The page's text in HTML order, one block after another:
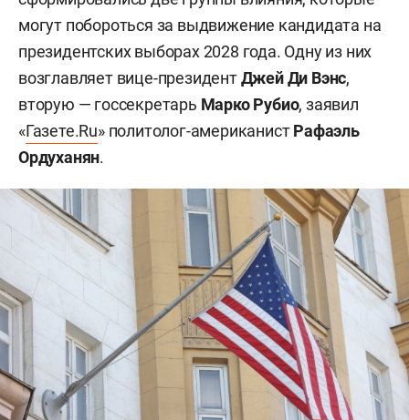
могут побороться за выдвижение кандидата на
президентских выборах 2028 года. Одну из них
возглавляет вице-президентДжей Ди Вэнс,
вторую — госсекретарь Марко Рубио, заявил
«Газете.Ru» политолог-американистРафаэль
Ордуханян.